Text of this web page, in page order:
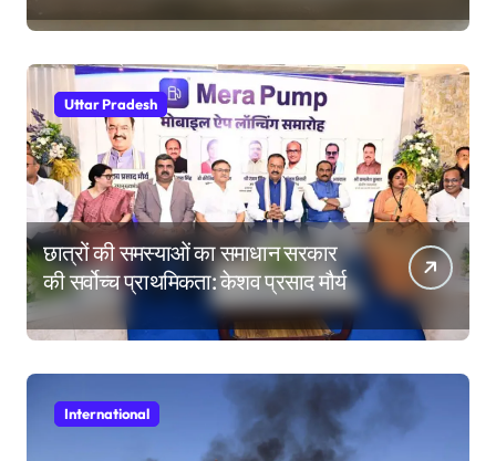
Uttar Pradesh
छात्रों की समस्याओं का समाधान सरकार
की सर्वोच्च प्राथमिकता: केशव प्रसाद मौर्य
International